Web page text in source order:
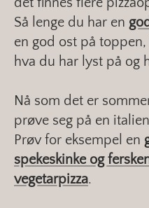
Så lenge du har en
en god ost på
hva du har lyst på og
Nå som det er
prøve seg på en
Prøv for eksempel en
spekeskinke og
vegetarpizza.